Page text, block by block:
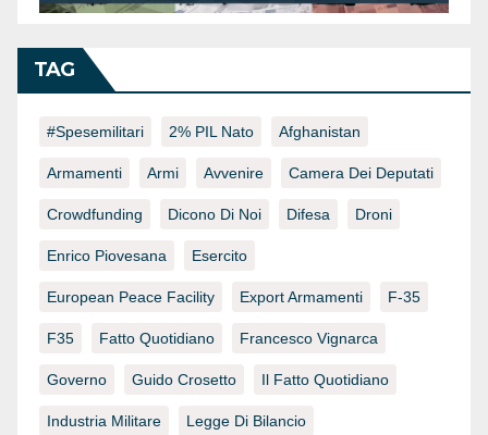
TAG
#spesemilitari 2% PIL Nato Afghanistan
Armamenti Armi Avvenire Camera Dei Deputati
Crowdfunding Dicono Di Noi Difesa Droni
Enrico Piovesana Esercito
European Peace Facility Export Armamenti F-35
F35 Fatto Quotidiano Francesco Vignarca
Governo Guido Crosetto Il Fatto Quotidiano
Industria Militare Legge Di Bilancio